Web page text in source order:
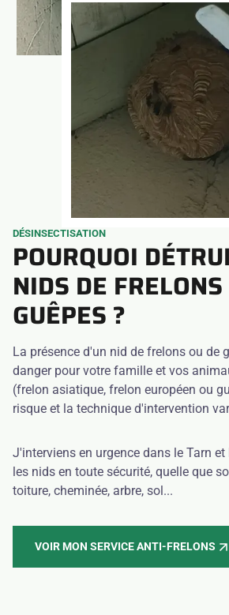
DÉSINSECTISATION
POURQUOI
NIDS DE
GUÊPES ?
La présence d'un nid de frelons ou de
danger pour votre famille et vos
(frelon asiatique, frelon européen ou
risque et la technique d'intervention
J'interviens en urgence dans le Tarn
les nids en toute sécurité, quelle que
toiture, cheminée, arbre, sol...
VOIR MON SERVICE ANTI-FRELONS